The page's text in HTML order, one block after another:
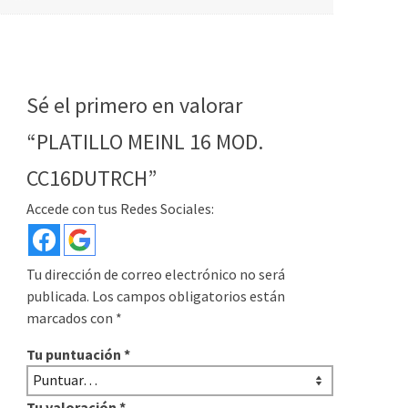
Sé el primero en valorar
“PLATILLO MEINL 16 MOD.
CC16DUTRCH”
Accede con tus Redes Sociales:
Tu dirección de correo electrónico no será
publicada. Los campos obligatorios están
marcados con *
Tu puntuación *